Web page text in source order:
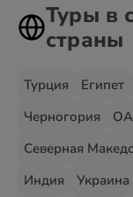
Туры в
страны
Турция Египет
Черногория
Северная
Индия